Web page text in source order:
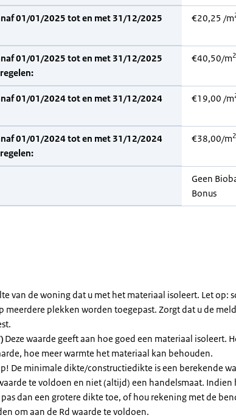
01/01/2025 tot en met 31/12/2025
€20,25 /m
01/01/2025 tot en met 31/12/2025
€40,50/m2
01/01/2024 tot en met 31/12/2024
€19,00 /m
01/01/2024 tot en met 31/12/2024
€38,00/m2
Geen
Bonus
van de woning dat u met het materiaal isoleert. Let op:
meerdere plekken worden toegepast. Zorgt dat u de
Deze waarde geeft aan hoe goed een materiaal isoleert.
hoe meer warmte het materiaal kan behouden.
De minimale dikte/constructiedikte is een berekende
te voldoen en niet (altijd) een handelsmaat. Indien
dan een grotere dikte toe, of hou rekening met de
om aan de Rd waarde te voldoen.